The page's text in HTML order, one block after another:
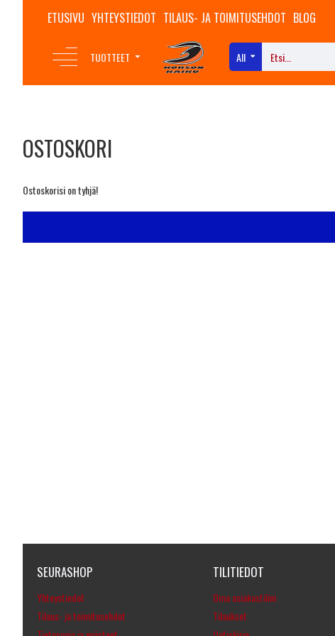
ETUSIVU YHTEYSTIEDOT TILAUS- JA TOIMITUSEHDOT BLOG
TUOTTEET All
OSTOSKORI
Ostoskorisi on tyhjä!
SEURASHOP
Yhteystiedot
Tilaus- ja toimitusehdot
TILITIEDOT
Oma asiakastilini
Tilaukset